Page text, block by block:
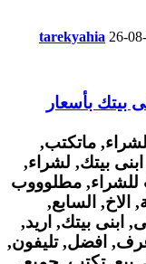
tarekyahia 26-
بيتك بأسعار